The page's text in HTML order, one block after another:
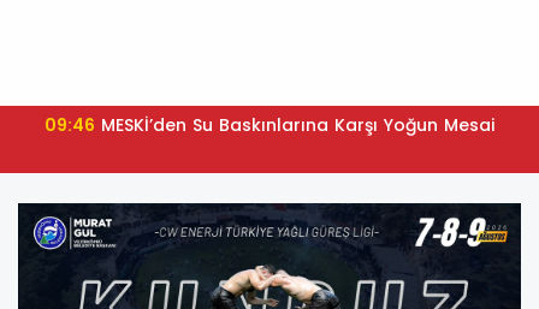
09:46 MESKİ’den Su Baskınlarına Karşı Yoğun Mesai